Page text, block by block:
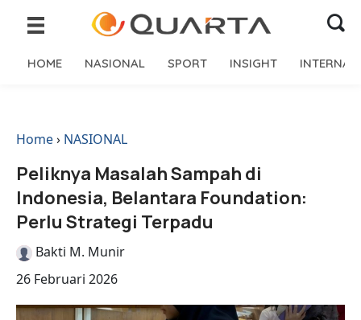
HOME NASIONAL SPORT INSIGHT
Home› NASIONAL
Peliknya Masalah Sampah di
Indonesia, Belantara Foundation:
Perlu Strategi Terpadu
Bakti M. Munir
26 Februari 2026